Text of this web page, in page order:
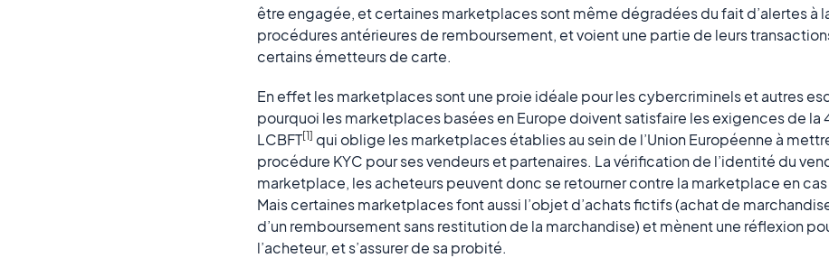
être engagée, et certaines marketplaces sont même dégradées du fait d’alertes à
procédures antérieures de remboursement, et voient une partie de leurs
certains émetteurs de carte.
En effet les marketplaces sont une proie idéale pour les cybercriminels et autres
pourquoi les marketplaces basées en Europe doivent satisfaire les exigences de la
LCBFT[1] qui oblige les marketplaces établies au sein de l’Union Européenne à
procédure KYC pour ses vendeurs et partenaires. La vérification de l’identité du
marketplace, les acheteurs peuvent donc se retourner contre la marketplace en
Mais certaines marketplaces font aussi l’objet d’achats fictifs (achat de
d’un remboursement sans restitution de la marchandise) et mènent une réflexion
l’acheteur, et s’assurer de sa probité.